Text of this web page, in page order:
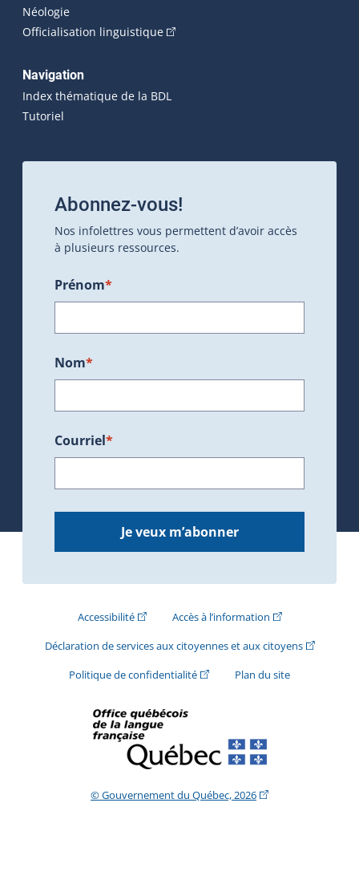
Néologie
Officialisation linguistique(Cet hyperlien externe s'ouvrira
Navigation
Index thématique de la BDL
Tutoriel
Abonnez-vous!
Nos infolettres vous permettent d’avoir accès
à plusieurs ressources.
Prénom*
Nom*
Courriel*
Je veux m’abonner
Accessibilité(Cet hyperlien externe s'ouvrira dans une
Accès à l’information(Cet hyperlien
Déclaration de services aux citoyennes et aux citoyens(Cet
Politique de confidentialité(Cet hyperlien externe s'ouvrira
Plan du site
© Gouvernement du Québec, 2026(Cet hyperlien